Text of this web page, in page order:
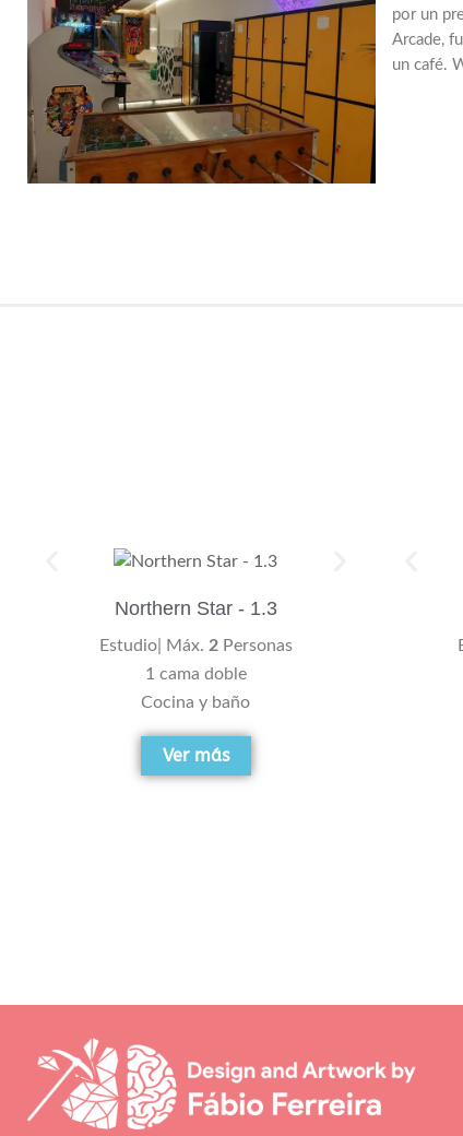
por un
Arcade,
un café.
Northern Star - 1.3
Estudio| Máx. 2Personas
1 cama doble
Cocina y baño
Ver más